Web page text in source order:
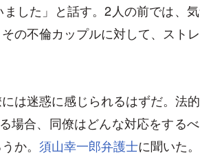
した」と話す。2人の前では、
の不倫カップルに対して、スト
は迷惑に感じられるはずだ。法
場合、同僚はどんな対応をする
か。 須山幸一郎弁護士に聞いた。